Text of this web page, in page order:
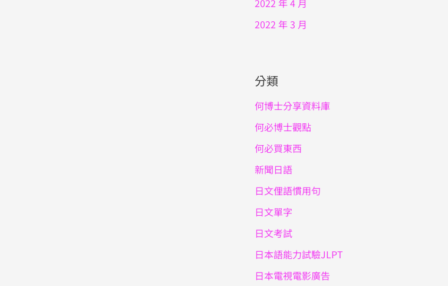
2022 年 4 月
2022 年 3 月
分類
何博士分享資料庫
何必博士觀點
何必買東西
新聞日語
日文俚語慣用句
日文單字
日文考試
日本語能力試驗JLPT
日本電視電影廣告